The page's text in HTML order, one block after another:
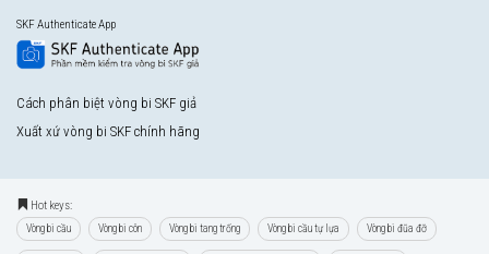
SKF Authenticate App
Cách phân biệt vòng bi SKF giả
Xuất xứ vòng bi SKF chính hãng
Hot keys:
Vòng bi cầu Vòng bi côn Vòng bi tang trống Vòng bi cầu tự lựa Vòng bi đũa đỡ